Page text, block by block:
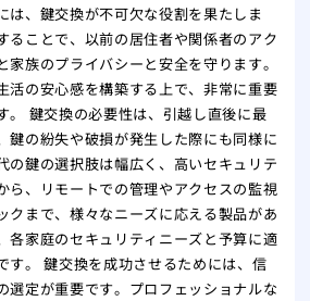
は、鍵交換が不可欠な役割を果たしま
ることで、以前の居住者や関係者のアク
家族のプライバシーと安全を守ります。
活の安心感を構築する上で、非常に重要
。 鍵交換の必要性は、引越し直後に最
鍵の紛失や破損が発生した際にも同様に
の鍵の選択肢は幅広く、高いセキュリテ
ら、リモートでの管理やアクセスの監視
クまで、様々なニーズに応える製品があ
各家庭のセキュリティニーズと予算に適
す。 鍵交換を成功させるためには、信
選定が重要です。プロフェッショナルな